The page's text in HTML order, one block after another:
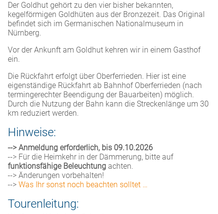
Der Goldhut gehört zu den vier bisher bekannten,
kegelförmigen Goldhüten aus der Bronzezeit. Das Original
befindet sich im Germanischen Nationalmuseum in
Nürnberg.
Vor der Ankunft am Goldhut kehren wir in einem Gasthof
ein.
Die Rückfahrt erfolgt über Oberferrieden. Hier ist eine
eigenständige Rückfahrt ab Bahnhof Oberferrieden (nach
termingerechter Beendigung der Bauarbeiten) möglich.
Durch die Nutzung der Bahn kann die Streckenlänge um 30
km reduziert werden.
Hinweise:
--> Anmeldung erforderlich, bis 09.10.2026
--> Für die Heimkehr in der Dämmerung, bitte auf
funktionsfähige Beleuchtung achten.
--> Änderungen vorbehalten!
--> Was Ihr sonst noch beachten solltet …
Tourenleitung: